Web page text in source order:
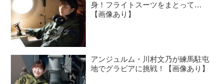
身！フライトスーツをまとって…
【画像あり】
アンジュルム・川村文乃が練馬駐屯
地でグラビアに挑戦！【画像あり】